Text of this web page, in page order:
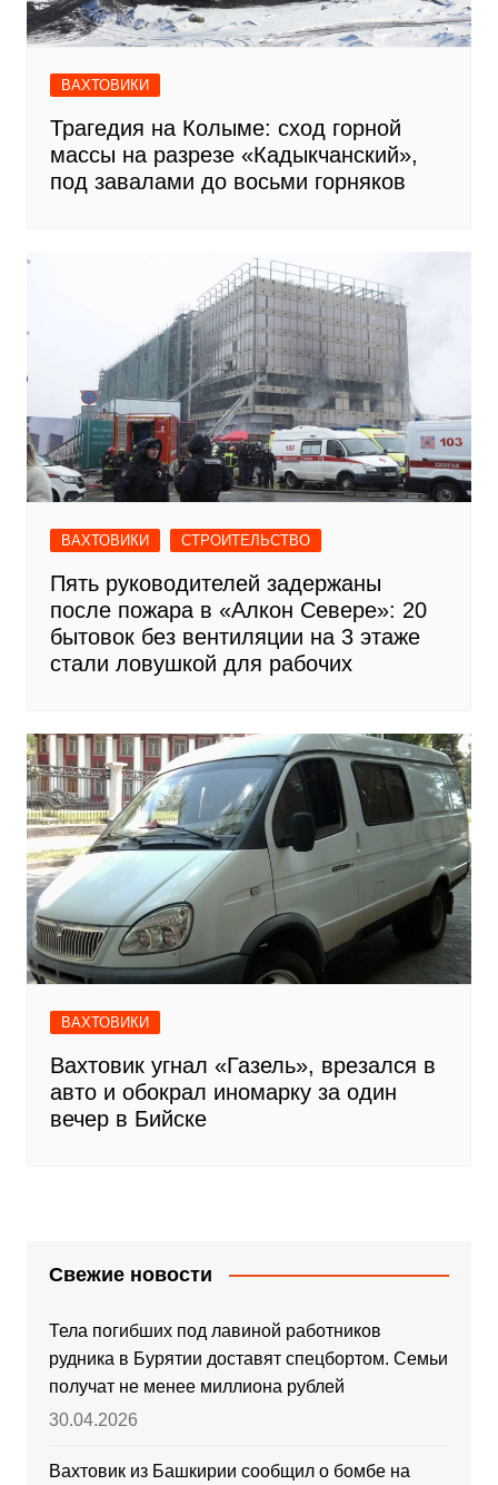
ВАХТОВИКИ
Трагедия на Колыме: сход горной
массы на разрезе «Кадыкчанский»,
под завалами до восьми горняков
ВАХТОВИКИ СТРОИТЕЛЬСТВО
Пять руководителей задержаны
после пожара в «Алкон Севере»: 20
бытовок без вентиляции на 3 этаже
стали ловушкой для рабочих
ВАХТОВИКИ
Вахтовик угнал «Газель», врезался в
авто и обокрал иномарку за один
вечер в Бийске
Свежие новости
Тела погибших под лавиной работников
рудника в Бурятии доставят спецбортом. Семьи
получат не менее миллиона рублей
30.04.2026
Вахтовик из Башкирии сообщил о бомбе на